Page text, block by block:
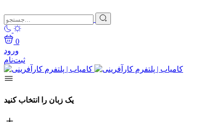
0
ورود
ثبت‌نام
یک زبان را انتخاب کنید